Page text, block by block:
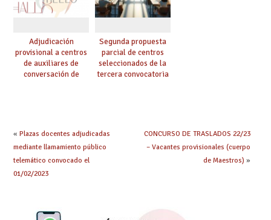
Adjudicación
provisional a centros
de auxiliares de
conversación de
Segunda propuesta
parcial de centros
seleccionados de la
tercera convocatoria
« Plazas docentes adjudicadas
mediante llamamiento público
telemático convocado el
01/02/2023
CONCURSO DE TRASLADOS 22/23
– Vacantes provisionales (cuerpo
de Maestros) »